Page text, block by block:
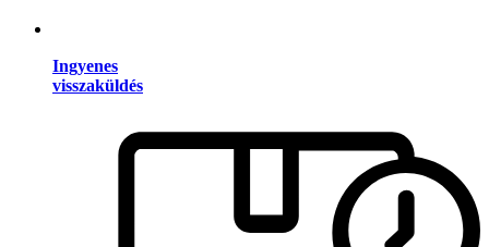
Ingyenes
visszaküldés